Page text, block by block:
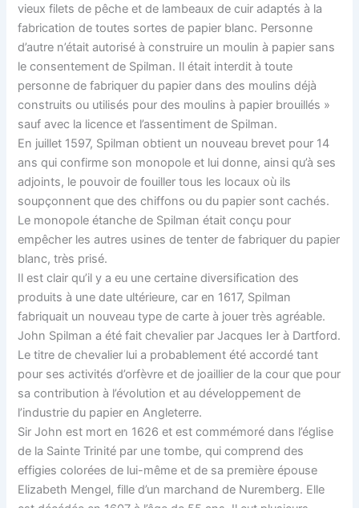
vieux filets de pêche et de lambeaux de cuir adaptés à la
fabrication de toutes sortes de papier blanc. Personne
d’autre n’était autorisé à construire un moulin à papier sans
le consentement de Spilman. Il était interdit à toute
personne de fabriquer du papier dans des moulins déjà
construits ou utilisés pour des moulins à papier brouillés »
sauf avec la licence et l’assentiment de Spilman.
En juillet 1597, Spilman obtient un nouveau brevet pour 14
ans qui confirme son monopole et lui donne, ainsi qu’à ses
adjoints, le pouvoir de fouiller tous les locaux où ils
soupçonnent que des chiffons ou du papier sont cachés.
Le monopole étanche de Spilman était conçu pour
empêcher les autres usines de tenter de fabriquer du papier
blanc, très prisé.
Il est clair qu’il y a eu une certaine diversification des
produits à une date ultérieure, car en 1617, Spilman
fabriquait un nouveau type de carte à jouer très agréable.
John Spilman a été fait chevalier par Jacques Ier à Dartford.
Le titre de chevalier lui a probablement été accordé tant
pour ses activités d’orfèvre et de joaillier de la cour que pour
sa contribution à l’évolution et au développement de
l’industrie du papier en Angleterre.
Sir John est mort en 1626 et est commémoré dans l’église
de la Sainte Trinité par une tombe, qui comprend des
effigies colorées de lui-même et de sa première épouse
Elizabeth Mengel, fille d’un marchand de Nuremberg. Elle